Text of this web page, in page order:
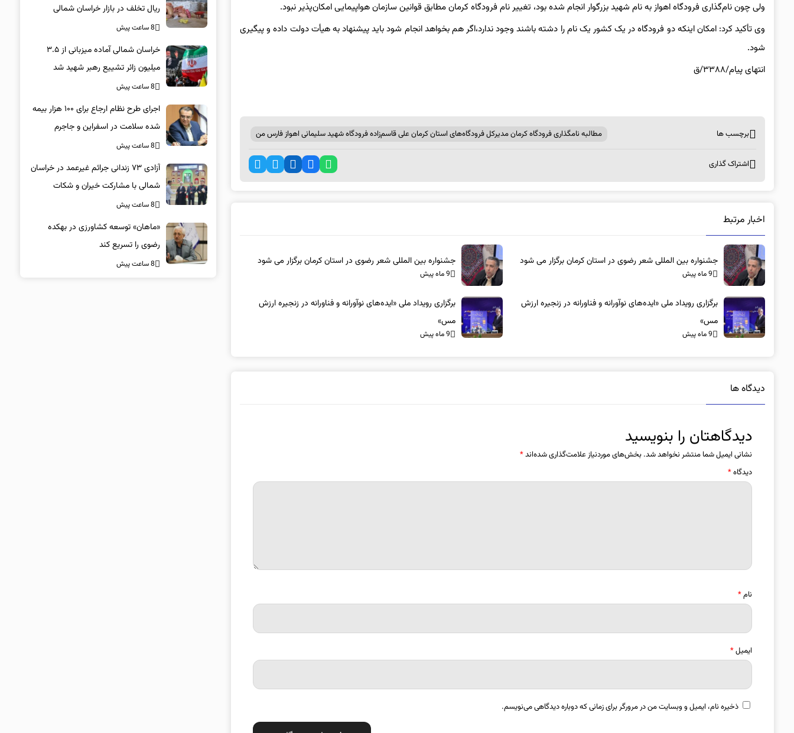
ولی چون نام‌گذاری فرودگاه اهواز به نام شهید بزرگوار انجام شده بود، تغییر نام فرودگاه کرمان مطابق قوانین سازمان هواپیمایی امکان‌پذیر نبود.
وی تأکید کرد: امکان اینکه دو فرودگاه در یک کشور یک نام را دشته باشند وجود ندارد،‌اگر هم بخواهد انجام شود باید پیشنهاد به هیأت دولت داده و پیگیری
شود.
انتهای پیام/۳۳۸۸/ق
برچسب ها مطالبه نامگذاری فرودگاه کرمان مدیرکل فرودگاه‌های استان کرمان علی قاسم‌زاده فرودگاه شهید سلیمانی اهواز فارس من
اشتراک گذاری
اخبار مرتبط
جشنواره بین المللی شعر رضوی در استان کرمان برگزار می شود
9 ماه پیش
جشنواره بین المللی شعر رضوی در استان کرمان برگزار می شود
9 ماه پیش
برگزاری رویداد ملی «ایده‌های نوآورانه و فناورانه در زنجیره ارزش
مس»
9 ماه پیش
برگزاری رویداد ملی «ایده‌های نوآورانه و فناورانه در زنجیره ارزش
مس»
9 ماه پیش
دیدگاه ها
دیدگاهتان را بنویسید
نشانی ایمیل شما منتشر نخواهد شد. بخش‌های موردنیاز علامت‌گذاری شده‌اند*
دیدگاه*
نام*
ایمیل*
ذخیره نام، ایمیل و وبسایت من در مرورگر برای زمانی که دوباره دیدگاهی می‌نویسم.
ریال تخلف در بازار خراسان شمالی
8 ساعت پیش
خراسان شمالی آماده میزبانی از ۳.۵
میلیون زائر تشییع رهبر شهید شد
8 ساعت پیش
اجرای طرح نظام ارجاع برای ۱۰۰ هزار بیمه
شده سلامت در اسفراین و جاجرم
8 ساعت پیش
آزادی ۷۳ زندانی جرائم غیرعمد در خراسان
شمالی با مشارکت خیران و شکات
8 ساعت پیش
«ماهان» توسعه کشاورزی در بهکده
رضوی را تسریع کند
8 ساعت پیش